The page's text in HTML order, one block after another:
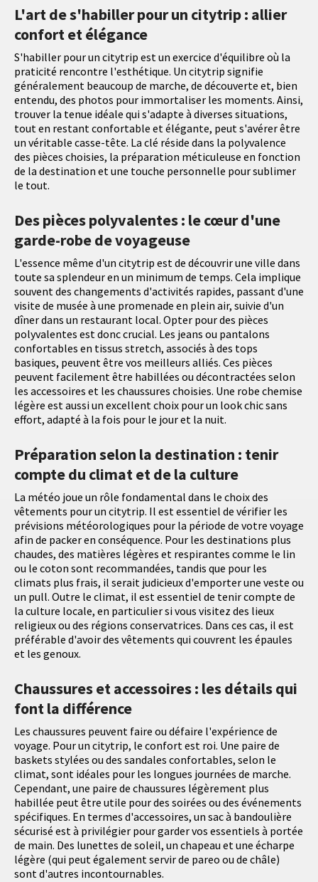
L'art de s'habiller pour un citytrip : allier
confort et élégance
S'habiller pour un citytrip est un exercice d'équilibre où la
praticité rencontre l'esthétique. Un citytrip signifie
généralement beaucoup de marche, de découverte et, bien
entendu, des photos pour immortaliser les moments. Ainsi,
trouver la tenue idéale qui s'adapte à diverses situations,
tout en restant confortable et élégante, peut s'avérer être
un véritable casse-tête. La clé réside dans la polyvalence
des pièces choisies, la préparation méticuleuse en fonction
de la destination et une touche personnelle pour sublimer
le tout.
Des pièces polyvalentes : le cœur d'une
garde-robe de voyageuse
L'essence même d'un citytrip est de découvrir une ville dans
toute sa splendeur en un minimum de temps. Cela implique
souvent des changements d'activités rapides, passant d'une
visite de musée à une promenade en plein air, suivie d'un
dîner dans un restaurant local. Opter pour des pièces
polyvalentes est donc crucial. Les jeans ou pantalons
confortables en tissus stretch, associés à des tops
basiques, peuvent être vos meilleurs alliés. Ces pièces
peuvent facilement être habillées ou décontractées selon
les accessoires et les chaussures choisies. Une robe chemise
légère est aussi un excellent choix pour un look chic sans
effort, adapté à la fois pour le jour et la nuit.
Préparation selon la destination : tenir
compte du climat et de la culture
La météo joue un rôle fondamental dans le choix des
vêtements pour un citytrip. Il est essentiel de vérifier les
prévisions météorologiques pour la période de votre voyage
afin de packer en conséquence. Pour les destinations plus
chaudes, des matières légères et respirantes comme le lin
ou le coton sont recommandées, tandis que pour les
climats plus frais, il serait judicieux d'emporter une veste ou
un pull. Outre le climat, il est essentiel de tenir compte de
la culture locale, en particulier si vous visitez des lieux
religieux ou des régions conservatrices. Dans ces cas, il est
préférable d'avoir des vêtements qui couvrent les épaules
et les genoux.
Chaussures et accessoires : les détails qui
font la différence
Les chaussures peuvent faire ou défaire l'expérience de
voyage. Pour un citytrip, le confort est roi. Une paire de
baskets stylées ou des sandales confortables, selon le
climat, sont idéales pour les longues journées de marche.
Cependant, une paire de chaussures légèrement plus
habillée peut être utile pour des soirées ou des événements
spécifiques. En termes d'accessoires, un sac à bandoulière
sécurisé est à privilégier pour garder vos essentiels à portée
de main. Des lunettes de soleil, un chapeau et une écharpe
légère (qui peut également servir de pareo ou de châle)
sont d'autres incontournables.